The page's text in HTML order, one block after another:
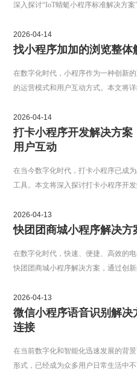
深入探讨“IoT蜻蜓小程序标准解决方案
2026-04-14
找小程序加加的浏览整体
在数字化时代，小程序作为一种创新
的运营模式和用户互动方式。本文将
2026-04-14
打卡小程序开发解决方
用户互动
在当今数字化时代，打卡小程序已成
工具。本文将深入探讨打卡小程序开
2026-04-13
快团团商城小程序解决
在数字化时代，快速、便捷、高效的
快团团商城小程序解决方案，通过创
2026-04-13
微信小程序语音识别解
连接
在当前数字化和智能化迅速发展的背
形式，已经成为众多用户日常生活中